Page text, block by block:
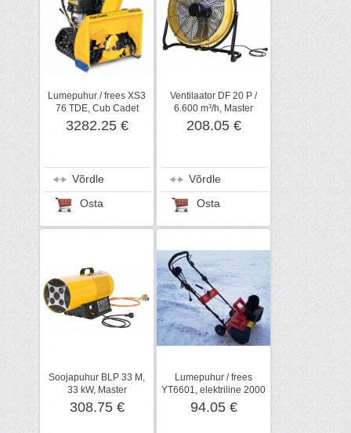
Lumepuhur / frees XS3
76 TDE, Cub Cadet
3282.25 €
Võrdle
Osta
Ventilaator DF 20 P /
6.600 m³/h, Master
208.05 €
Võrdle
Osta
Soojapuhur BLP 33 M,
33 kW, Master
308.75 €
Lumepuhur / frees
YT6601, elektriline 2000
W
94.05 €